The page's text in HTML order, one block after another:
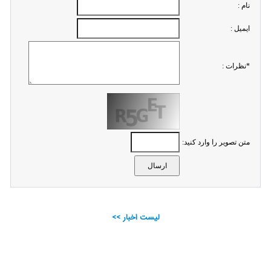
نام :
ايميل :
*نظرات :
متن تصویر را وارد کنید:
لیست اخبار >>